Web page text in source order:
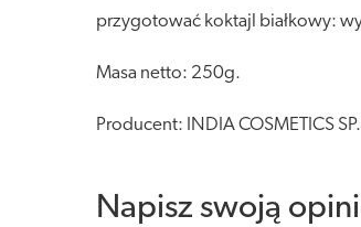
przygotować koktajl białkowy:
Masa netto: 250g.
Producent: INDIA COSMETICS
Napisz swoją